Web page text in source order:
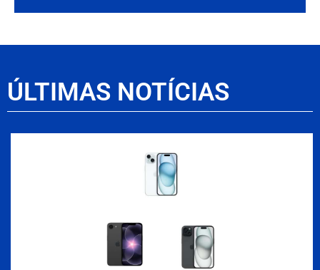
ÚLTIMAS NOTÍCIAS